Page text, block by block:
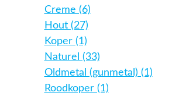
Creme (6)
Hout (27)
Koper (1)
Naturel (33)
Oldmetal (gunmetal) (1)
Roodkoper (1)